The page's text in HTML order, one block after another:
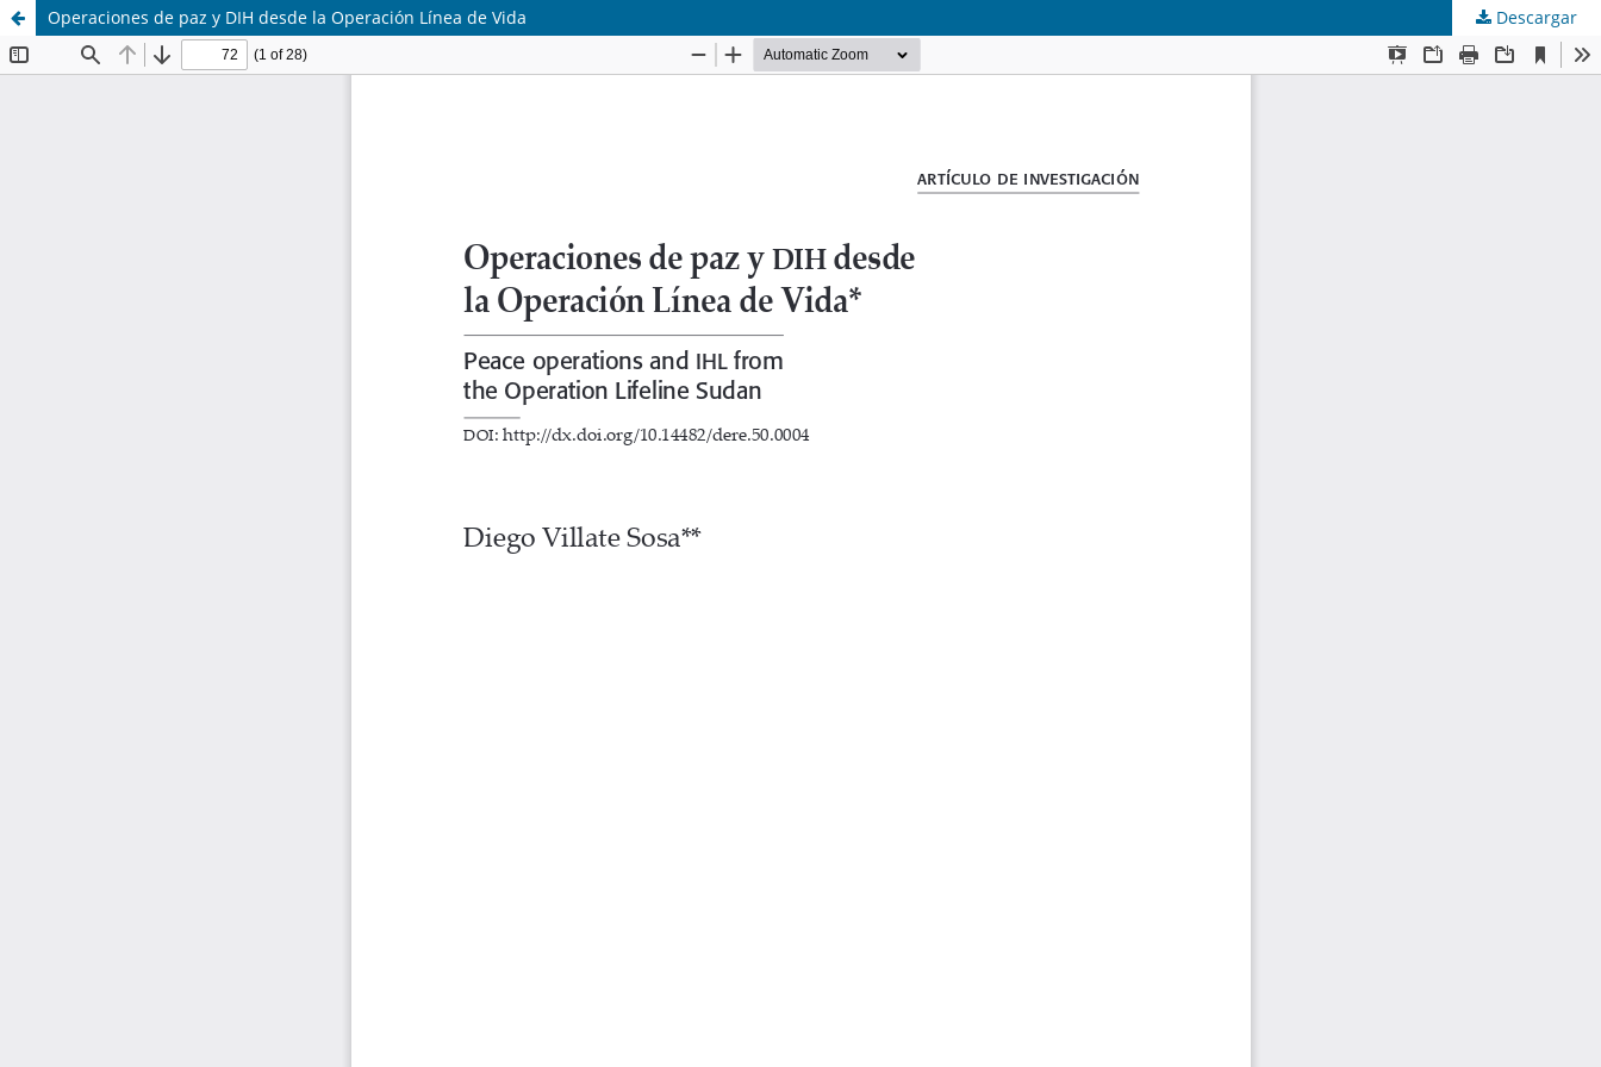
Operaciones de paz y DIH desde la Operación Línea de Vida Descargar